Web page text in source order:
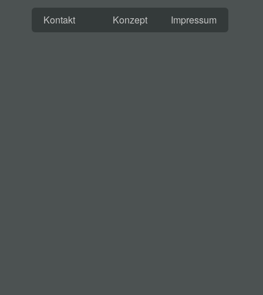
Kontakt Konzept Impressum